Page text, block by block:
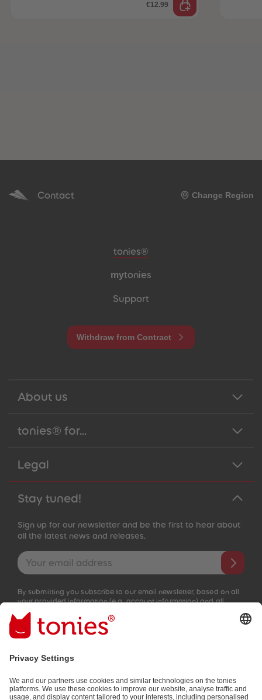
€12.99
Contact Change Region
Meta navigation footer
tonies®
mytonies
Support
Withdraw from Contract
About us
tonies® for...
Legal
Stay tuned!
Sign up for our newsletter and be the first to hear about
all the latest news and releases.
Email address
By submitting you subscribe to our email newsletter, based on all
your provided information (e.g. account information) and all
interaction information provided by you for advertising purposes
(e.g. playtime information). You can unsubscribe at any time free
of charge.
Privacy policy.
Payment methods: